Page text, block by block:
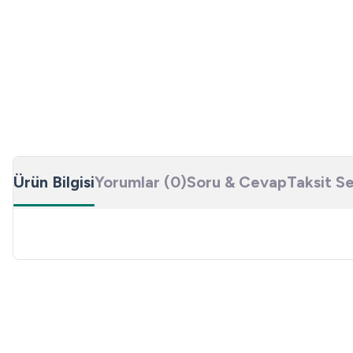
Ürün BilgisiYorumlar (0)Soru & CevapTaksit